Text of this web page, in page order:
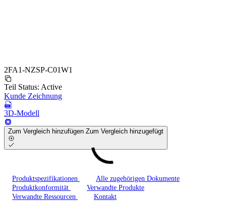
2FA1-NZSP-C01W1
Teil Status: Active
Kunde Zeichnung
3D-Modell
Zum Vergleich hinzufügen Zum Vergleich hinzugefügt
Produktspezifikationen
Alle zugehörigen Dokumente
Produktkonformität
Verwandte Produkte
Verwandte Ressourcen
Kontakt